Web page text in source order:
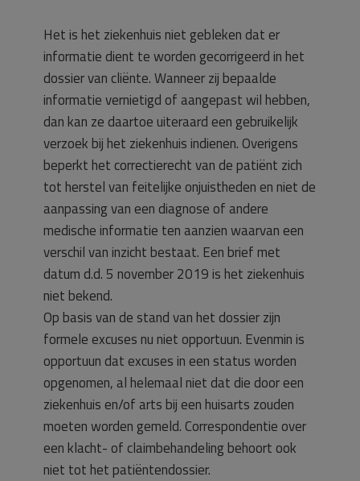
Het is het ziekenhuis niet gebleken dat er
informatie dient te worden gecorrigeerd in het
dossier van cliënte. Wanneer zij bepaalde
informatie vernietigd of aangepast wil hebben,
dan kan ze daartoe uiteraard een gebruikelijk
verzoek bij het ziekenhuis indienen. Overigens
beperkt het correctierecht van de patiënt zich
tot herstel van feitelijke onjuistheden en niet de
aanpassing van een diagnose of andere
medische informatie ten aanzien waarvan een
verschil van inzicht bestaat. Een brief met
datum d.d. 5 november 2019 is het ziekenhuis
niet bekend.
Op basis van de stand van het dossier zijn
formele excuses nu niet opportuun. Evenmin is
opportuun dat excuses in een status worden
opgenomen, al helemaal niet dat die door een
ziekenhuis en/of arts bij een huisarts zouden
moeten worden gemeld. Correspondentie over
een klacht- of claimbehandeling behoort ook
niet tot het patiëntendossier.